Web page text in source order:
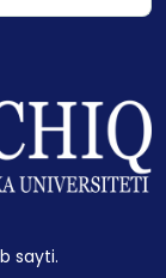
sayti.